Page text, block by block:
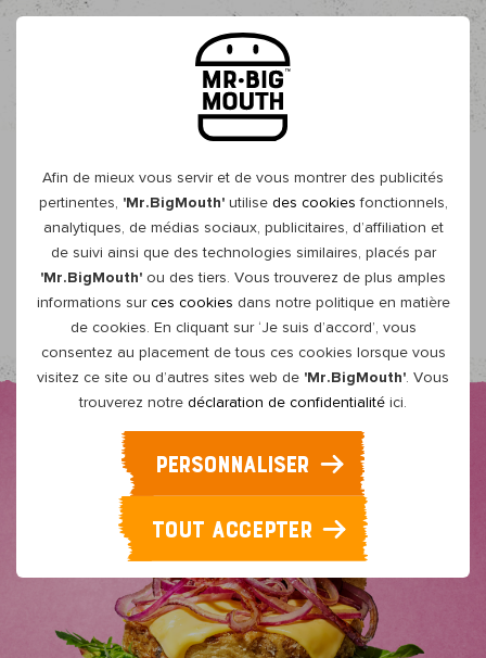
Afin de mieux vous servir et de vous montrer des publicités
pertinentes, 'Mr.BigMouth'utilise des cookies fonctionnels,
analytiques, de médias sociaux, publicitaires, d’affiliation et
de suivi ainsi que des technologies similaires, placés par
'Mr.BigMouth' ou des tiers. Vous trouverez de plus amples
informations surces cookies dans notre politique en matière
de cookies. En cliquant sur ‘Je suis d’accord’, vous
consentez au placement de tous ces cookies lorsque vous
visitez ce site ou d’autres sites web de 'Mr.BigMouth'. Vous
trouverez notre déclaration de confidentialité ici.
PERSONNALISER
TOUT ACCEPTER
Overzicht
BURGER DE CÉLERI-RAVE
CROUSTILLANT